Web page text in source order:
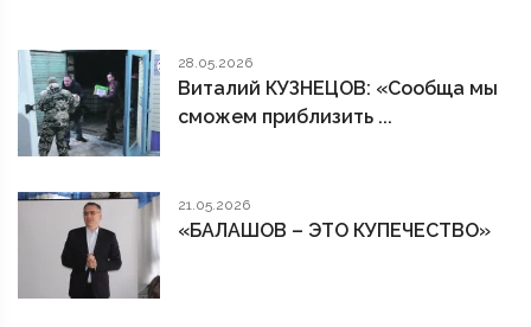
28.05.2026
Виталий КУЗНЕЦОВ: «Сообща мы
сможем приблизить ...
21.05.2026
«БАЛАШОВ – ЭТО КУПЕЧЕСТВО»